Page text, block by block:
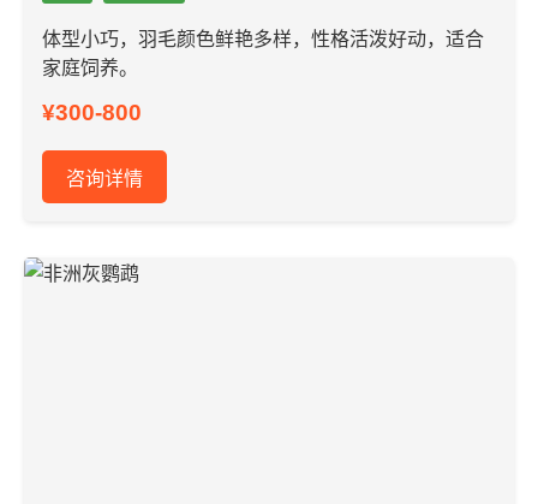
体型小巧，羽毛颜色鲜艳多样，性格活泼好动，适合
家庭饲养。
¥300-800
咨询详情